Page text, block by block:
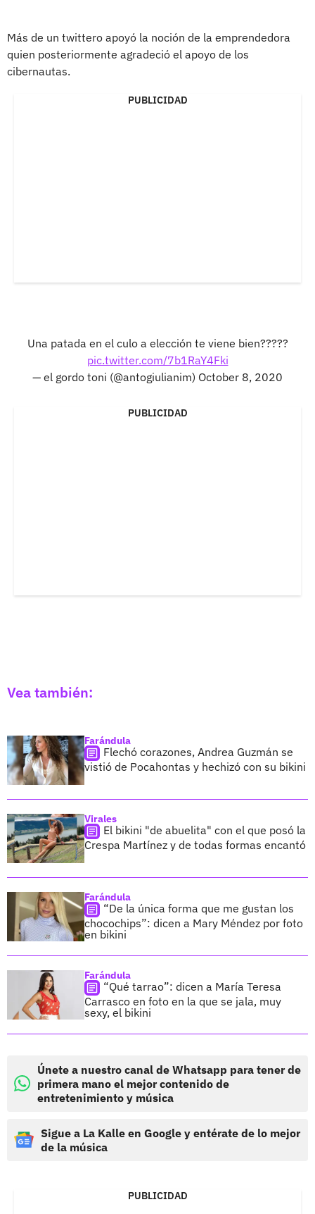
Más de un twittero apoyó la noción de la emprendedora
quien posteriormente agradeció el apoyo de los
cibernautas.
PUBLICIDAD
Una patada en el culo a elección te viene bien?????
pic.twitter.com/7b1RaY4Fki
— el gordo toni (@antogiulianim) October 8, 2020
PUBLICIDAD
Vea también:
Farándula
Flechó corazones, Andrea Guzmán se
vistió de Pocahontas y hechizó con su bikini
Virales
El bikini "de abuelita" con el que posó la
Crespa Martínez y de todas formas encantó
Farándula
“De la única forma que me gustan los
chocochips”: dicen a Mary Méndez por foto
en bikini
Farándula
“Qué tarrao”: dicen a María Teresa
Carrasco en foto en la que se jala, muy
sexy, el bikini
Únete a nuestro canal de Whatsapp para tener de
primera mano el mejor contenido de
entretenimiento y música
Sigue a La Kalle en Google y entérate de lo mejor
de la música
PUBLICIDAD